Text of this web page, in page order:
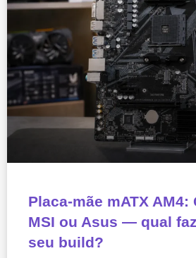
Placa-mãe mATX AM4:
MSI ou Asus — qual
seu build?